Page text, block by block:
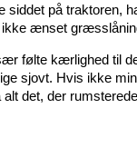
siddet på traktoren,
ænset
følte kærlighed til
sjovt. Hvis ikke
det, der